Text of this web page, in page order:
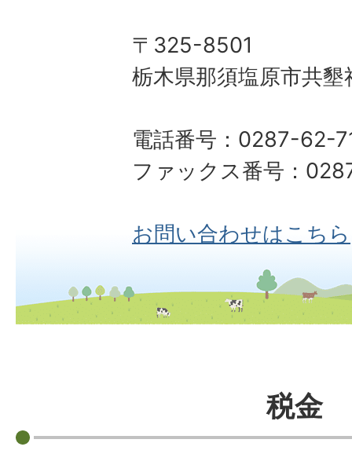
〒325-8501
栃木県那須塩原市共
電話番号：0287-62-
ファックス番号：
お問い合わせはこちら
税金